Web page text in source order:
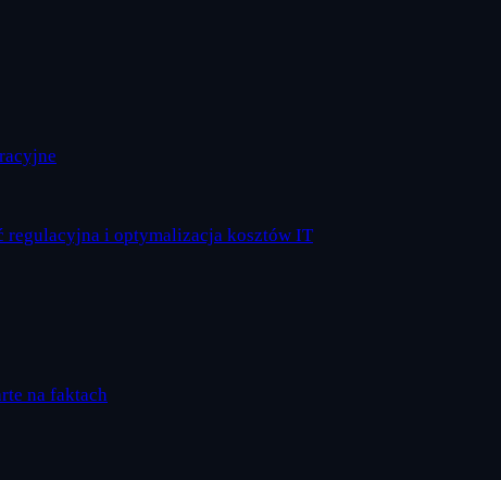
regulacyjna i optymalizacja kosztów IT
na faktach